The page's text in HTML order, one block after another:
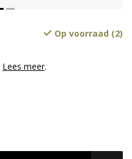
Op voorraad (2)
Lees meer.